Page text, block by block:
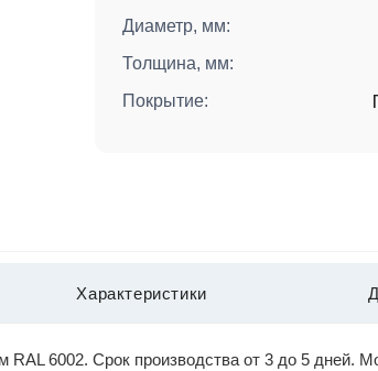
Диаметр, мм:
Толщина, мм:
Покрытие:
Характеристики
6002. Срок производства от 3 до 5 дней.